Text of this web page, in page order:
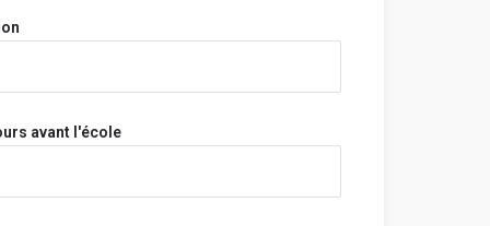
pas et n'aura jamais accès à tes informations
respectent pas ces règles.
avant l'école